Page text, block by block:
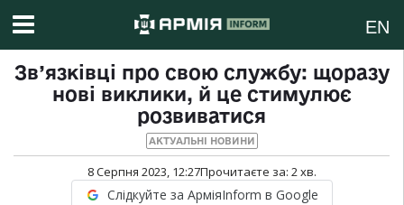
EN
Зв’язківці про свою службу: щоразу
нові виклики, й це стимулює
розвиватися
АКТУАЛЬНІ НОВИНИ
8 Серпня 2023, 12:27Прочитаєте за: 2хв.
Слідкуйте за АрміяInform в Google